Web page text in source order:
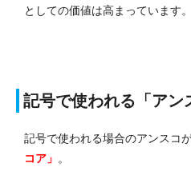
としての価値は高まっています。
記号で使われる「アン
記号で使われる場合のアンスコ
コア」 。